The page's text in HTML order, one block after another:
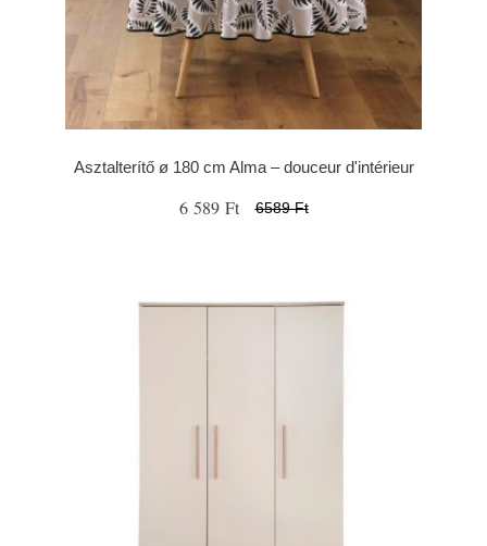
Asztalterítő ø 180 cm Alma – douceur d'intérieur
6 589 Ft 6589 Ft